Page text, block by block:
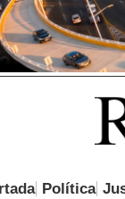
Política